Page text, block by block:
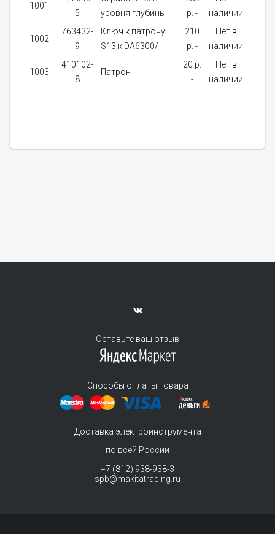
1001
5
уровня глубины
p. -
наличии
1002
763432-
9
Ключ к патрону
S13 к DA6300/
210
p. -
Нет в
наличии
1003
410102-
8
Патрон
20 p.
-
Нет в
наличии
Оставьте ваш отзыв
Способы оплаты товара
Доставка электроинструмента
по всей России
+7 (812) 938-938-3
spb@makitatrading.ru